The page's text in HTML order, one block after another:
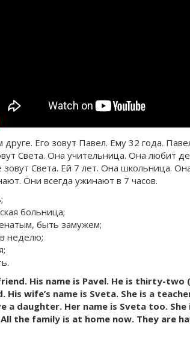
друге. Его зовут Павел. Ему 32 года.
Света. Она учительница. Она любит
Света. Ей 7 лет. Она школьница.
Они всегда ужинают в 7 часов.
больница;
быть замужем;
неделю;
His name is Pavel. He is thirty-two
His wife’s name is Sveta. She is a
a daughter. Her name is Sveta too. She
the family is at home now. They are